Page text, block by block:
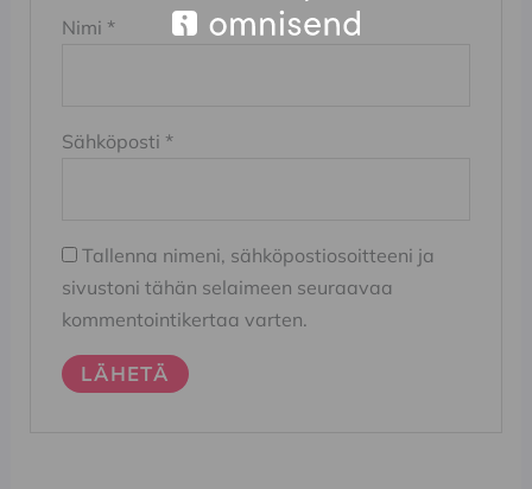
Nimi *
Sähköposti *
Tallenna nimeni, sähköpostiosoitteeni ja
sivustoni tähän selaimeen seuraavaa
kommentointikertaa varten.